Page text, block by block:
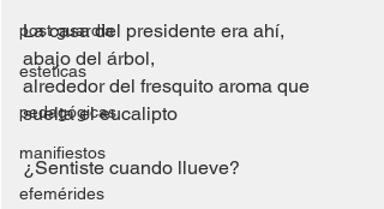
post guardia
esteticas
pedagógicas
manifiestos
efemérides
La casa del presidente era ahí,
abajo del árbol,
alrededor del fresquito aroma que
suelta el eucalipto
¿Sentiste cuando llueve?